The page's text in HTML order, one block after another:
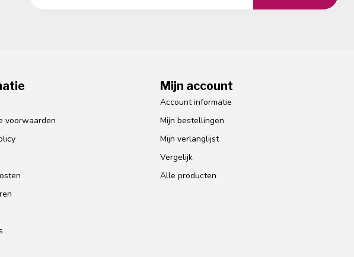
voorwaarden
Mijn account
Account informatie
Mijn bestellingen
Mijn verlanglijst
Vergelijk
Alle producten